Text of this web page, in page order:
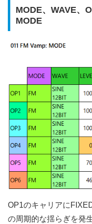
MODE、WAVE、
MODE
OP1のキャリアに
の周期的な揺らぎを発